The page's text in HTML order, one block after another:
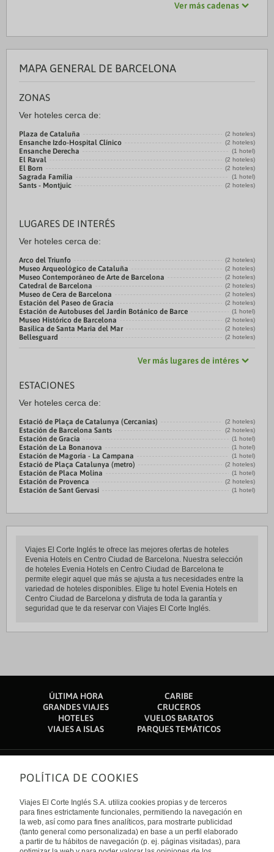
Ver más cadenas
MAPA GENERAL DE BARCELONA
ZONAS
Ver hoteles cerca de:
Plaza de Cataluña (2 hoteles)
Ensanche Izdo-Hospital Clínico (2 hoteles)
Ensanche Derecha (1 hotel)
El Raval (2 hoteles)
El Born (2 hoteles)
Sagrada Familia (1 hotel)
Sants - Montjuic (2 hoteles)
LUGARES DE INTERÉS
Ver hoteles cerca de:
Arco del Triunfo (2 hoteles)
Museo Arqueológico de Cataluña (2 hoteles)
Museo Contemporáneo de Arte de Barcelona (2 hoteles)
Catedral de Barcelona (2 hoteles)
Museo de Cera de Barcelona (2 hoteles)
Estación del Paseo de Gracia (2 hoteles)
Estación de Autobuses del Jardín Botánico de Barce (1 hotel)
Museo Histórico de Barcelona (2 hoteles)
Basilica de Santa Maria del Mar (2 hoteles)
Bellesguard (2 hoteles)
Ver más lugares de intéres
ESTACIONES
Ver hoteles cerca de:
Estació de Plaça de Catalunya (Cercanias) (2 hoteles)
Estación de Barcelona Sants (2 hoteles)
Estación de Gracia (1 hotel)
Estación de La Bonanova (1 hotel)
Estación de Magoria - La Campana (1 hotel)
Estació de Plaça Catalunya (metro) (2 hoteles)
Estación de Placa Molina (1 hotel)
Estación de Provenca (2 hoteles)
Estación de Sant Gervasi (1 hotel)
Viajes El Corte Inglés te ofrece las mejores ofertas de hoteles
Evenia Hotels en Centro Ciudad de Barcelona. Nuestra selección
de hoteles Evenia Hotels en Centro Ciudad de Barcelona te
permite elegir aquel que más se ajusta a tus necesidades entre la
variedad de hoteles disponibles. Elige tu hotel Evenia Hotels en
Centro Ciudad de Barcelona y disfruta de toda la garantía y
seguridad que te da reservar con Viajes El Corte Inglés.
ÚLTIMA HORA
CARIBE
GRANDES VIAJES
CRUCEROS
HOTELES
VUELOS BARATOS
VIAJES A ISLAS
PARQUES TEMÁTICOS
Sobre nosotros
Quiénes somos
Financiación
Sostenibilidad
Turismo accesible
Tarjeta El Corte Inglés
Trabaja con nosotros
Enlaces de interés
Guías de viaje
Catálogos
Internacional
POLÍTICA DE COOKIES
Viajes El Corte Inglés S.A. utiliza cookies propias y de terceros
para fines estrictamente funcionales, permitiendo la navegación en
la web, así como para fines analíticos, para mostrarte publicidad
(tanto general como personalizada) en base a un perfil elaborado
a partir de tu hábitos de navegación (p. ej. páginas visitadas), para